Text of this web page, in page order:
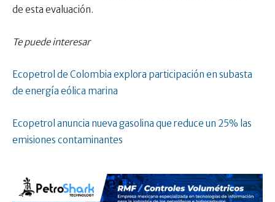
de esta evaluación.
Te puede interesar
Ecopetrol de Colombia explora participación en subasta
de energía eólica marina
Ecopetrol anuncia nueva gasolina que reduce un 25% las
emisiones contaminantes